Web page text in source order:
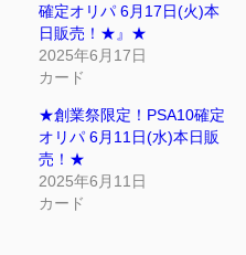
確定オリパ 6月17日(火)本
日販売！★』★
2025年6月17日
カード
★創業祭限定！PSA10確定
オリパ 6月11日(水)本日販
売！★
2025年6月11日
カード